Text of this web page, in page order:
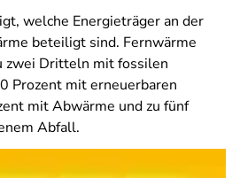
welche Energieträger an der
beteiligt sind. Fernwärme
zwei Dritteln mit fossilen
Prozent mit erneuerbaren
mit Abwärme und zu fünf
Abfall.